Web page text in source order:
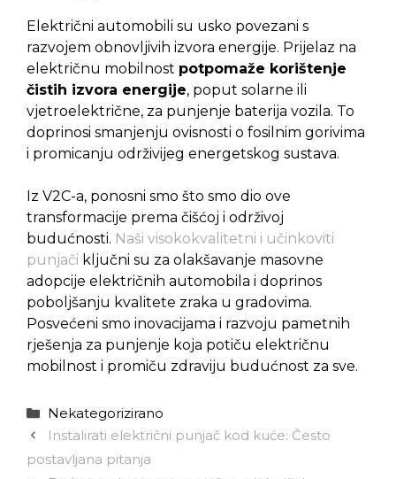
Električni automobili su usko povezani s
razvojem obnovljivih izvora energije. Prijelaz na
električnu mobilnost potpomaže korištenje
čistih izvora energije, poput solarne ili
vjetroelektrične, za punjenje baterija vozila. To
doprinosi smanjenju ovisnosti o fosilnim gorivima
i promicanju održivijeg energetskog sustava.
Iz V2C-a, ponosni smo što smo dio ove
transformacije prema čišćoj i održivoj
budućnosti. Naši visokokvalitetni i učinkoviti
punjači ključni su za olakšavanje masovne
adopcije električnih automobila i doprinos
poboljšanju kvalitete zraka u gradovima.
Posvećeni smo inovacijama i razvoju pametnih
rješenja za punjenje koja potiču električnu
mobilnost i promiču zdraviju budućnost za sve.
Kategorije
Nekategorizirano
Instalirati električni punjač kod kuće: Često
postavljana pitanja